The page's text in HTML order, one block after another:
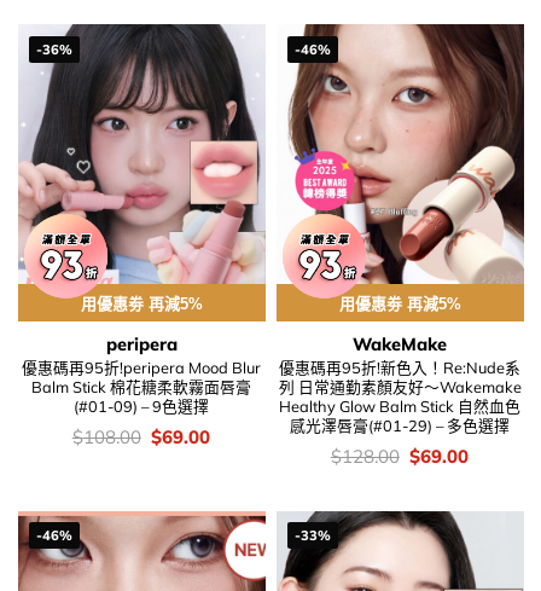
$148.00.$108.00.
-36%
用優惠劵 再減5%
peripera
優惠碼再95折!peripera Mood Blur
Balm Stick 棉花糖柔軟霧面唇膏
(#01-09) – 9色選擇
價
錢：
$108.00 Original
price
$69.00Current
-46%
用優惠劵 再減5%
WakeMake
優惠碼再95折!新色入！Re:Nude系
列 日常通勤素顏友好～Wakemake
Healthy Glow Balm Stick 自然血色
感光澤唇膏(#01-29) – 多色選擇
價
錢：
$128.00 Original
price
$128.00.
$69.00Current
$69.00.
-46% -33%